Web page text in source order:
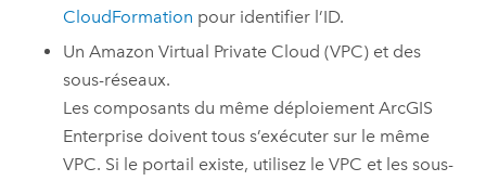
CloudFormation pour identifier l’ID.
UnAmazon Virtual Private Cloud (VPC) et des
sous-réseaux.
Les composants du même déploiementArcGIS
Enterprise doivent tous s’exécuter sur le même
VPC. Si le portail existe, utilisez leVPC et les sous-